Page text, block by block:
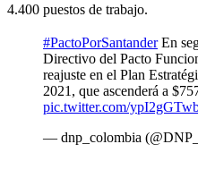
4.400 puestos de trabajo.​
#PactoPorSantanderEn
Directivo del Pacto
reajuste en el Plan
2021, que ascenderá a
pic.twitter.com/
— dnp_colombia